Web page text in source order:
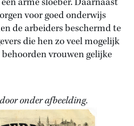
arme sloeber. Daarnaast
voor goed onderwijs
de arbeiders beschermd te
die hen zo veel mogelijk
vrouwen gelijke
onder afbeelding.